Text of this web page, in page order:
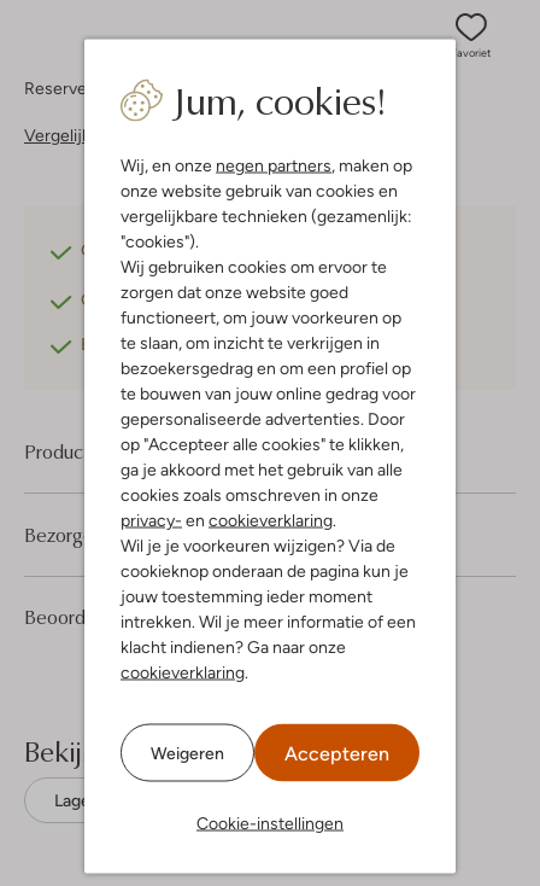
Jum, cookies!
Wij, en onze negen partners, maken op
onze website gebruik van cookies en
vergelijkbare technieken (gezamenlijk:
"cookies").
Wij gebruiken cookies om ervoor te
zorgen dat onze website goed
functioneert, om jouw voorkeuren op
te slaan, om inzicht te verkrijgen in
bezoekersgedrag en om een profiel op
te bouwen van jouw online gedrag voor
gepersonaliseerde advertenties. Door
op "Accepteer alle cookies" te klikken,
ga je akkoord met het gebruik van alle
cookies zoals omschreven in onze
privacy- en cookieverklaring.
Wil je je voorkeuren wijzigen? Via de
cookieknop onderaan de pagina kun je
jouw toestemming ieder moment
intrekken. Wil je meer informatie of een
klacht indienen? Ga naar onze
cookieverklaring.
Weigeren Accepteren
Cookie-instellingen
Favoriet
Reserveer direct in een van onze 37 boutiques
Vergelijkbare items
Gratis verzending
Gratis retournerenbinnen 30 dagen*
Betaal achterafmet Klarna
Product informatie
Beoordelingen (1) 5/5
1
5
Sterren
Bezorgen & retourneren
Bekijk meer
Lage sneakers